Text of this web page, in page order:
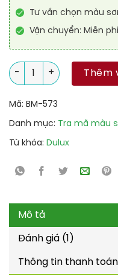
Tư vấn chọn màu
Vận chuyển: Miễn
10YR 37/143 + Mã Sơn
Thêm
Mã: BM-573
Danh mục: Tra mã màu
Từ khóa: Dulux
Mô tả
Đánh giá (1)
Thông tin thanh toán